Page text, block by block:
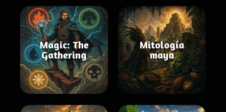
Magic: The
Gathering
Mitología
maya